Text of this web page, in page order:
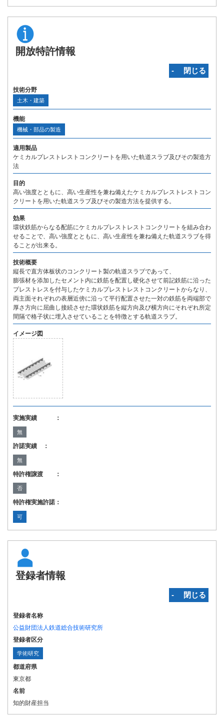
開放特許情報
‐ 閉じる
技術分野
土木・建築
機能
機械・部品の製造
適用製品
ケミカルプレストレストコンクリートを用いた軌道スラブ及びその製造方
法
目的
高い強度とともに、高い生産性を兼ね備えたケミカルプレストレストコン
クリートを用いた軌道スラブ及びその製造方法を提供する。
効果
環状鉄筋からなる配筋にケミカルプレストレストコンクリートを組み合わ
せることで、高い強度とともに、高い生産性を兼ね備えた軌道スラブを得
ることが出来る。
技術概要
縦長で直方体板状のコンクリート製の軌道スラブであって、
膨張材を添加したセメント内に鉄筋を配置し硬化させて前記鉄筋に沿った
プレストレスを付与したケミカルプレストレストコンクリートからなり、
両主面それぞれの表層近傍に沿って平行配置させた一対の鉄筋を両端部で
厚さ方向に屈曲し接続させた環状鉄筋を縦方向及び横方向にそれぞれ所定
間隔で格子状に埋入させていることを特徴とする軌道スラブ。
イメージ図
実施実績 ：
無
許諾実績 ：
無
特許権譲渡 ：
否
特許権実施許諾：
可
登録者情報
‐ 閉じる
登録者名称
公益財団法人鉄道総合技術研究所
登録者区分
学術研究
都道府県
東京都
名前
知的財産担当